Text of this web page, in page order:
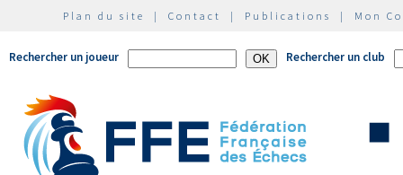
Plan du site | Contact | Publications | Mon
Rechercher un joueur Rechercher un club